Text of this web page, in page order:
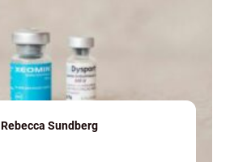
Rebecca Sundberg